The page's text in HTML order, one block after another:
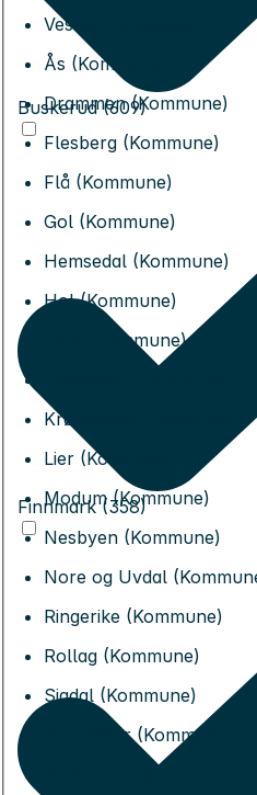
Vestby (Kommune)
Ås (Kommune)
Drammen (Kommune)
Flesberg (Kommune)
Flå (Kommune)
Gol (Kommune)
Hemsedal (Kommune)
Hol (Kommune)
Hole (Kommune)
Krødsherad (Kommune)
Lier (Kommune)
Modum (Kommune)
Nesbyen (Kommune)
Nore og Uvdal
Ringerike (Kommune)
Rollag (Kommune)
Sigdal (Kommune)
Øvre Eiker (Kommune)
Buskerud (609)
Finnmark (358)